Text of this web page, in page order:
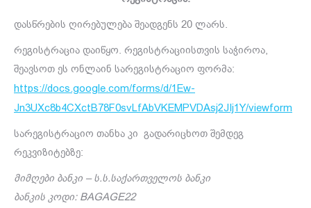
დასწრების ღირებულება შეადგენს 20 ლარს.
რეგისტრაცია დაიწყო. რეგისტრაციისთვის საჭიროა,
შეავსოთ ეს ონლაინ სარეგისტრაციო ფორმა:
https://docs.google.com/forms/d/1Ew-
Jn3UXc8b4CXctB78F0svLfAbVKEMPVDAsj2JIj1Y/viewform
სარეგისტრაციო თანხა კი გადარიცხოთ შემდეგ
რეკვიზიტებზე:
მიმღები ბანკი – ს.ს.საქართველოს ბანკი
ბანკის კოდი: BAGAGE22